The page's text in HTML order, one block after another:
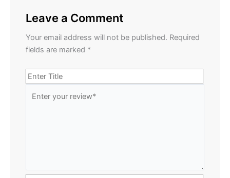
Leave a Comment
Your email address will not be published. Required
fields are marked *